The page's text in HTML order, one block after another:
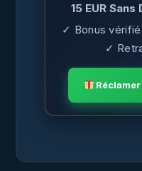
15 EUR
✓ Bonus vérifié
✓